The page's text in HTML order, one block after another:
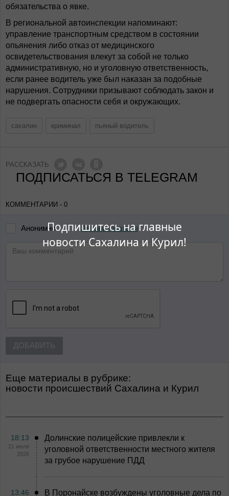
Подпишитесь на главные
новости Сахалина и Курил!
обязательства о явке.
В региональной автоинспекции напоминают:
управление транспортным средством в состоянии
опьянения либо отказ от медицинского
освидетельствования влекут за собой не только
административную, но и уголовную ответственность,
если ранее водитель уже был наказан за подобные
нарушения. Сотрудники призывают соблюдать закон и
не подвергать опасности себя и окружающих.
сахалин криминал пьяный водитель
РАССКАЗАТЬ
ПОДПИСАТЬСЯ В TELEGRAM
КОММЕНТАРИИ - 0
Анонимно Авторизоваться
ДОБАВИТЬ
Еще материалы в рубрике:
Новости происшествий Сахалина и Курил
18:13
21 июля
2026
Долинские полицейские привлекли к
уголовной ответственности местного жителя
за грубое нарушение ПДД
13:46 В Поронайске возбуждены уголовные дела по